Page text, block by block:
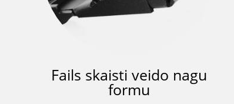
Fails skaisti veido nagu
formu